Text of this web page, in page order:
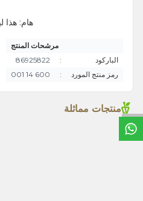
خ
ط
د
م
ا
ت
هام: هذا
مرشحات المنتج
الباركود
:
86925822
رمز منتج المورد
:
600 14 001
منتجات مماثلة